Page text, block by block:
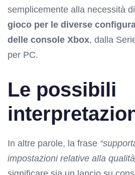
semplicemente alla necessità di
gioco per le diverse
delle console Xbox, dalla
per PC.
Le possibili
In altre parole, la frase
impostazioni relative alla